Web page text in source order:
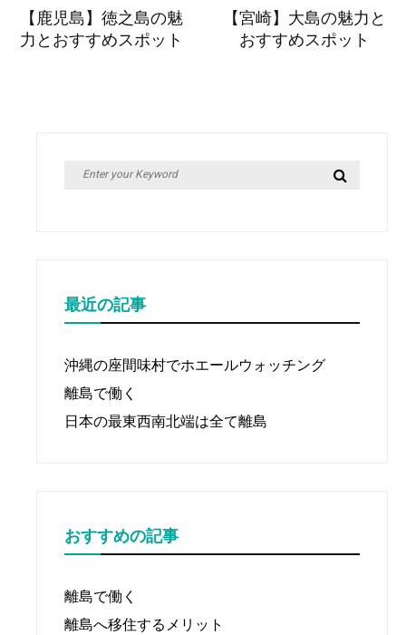
稿
ナ
【鹿児島】徳之島の魅
力とおすすめスポット
【宮崎】大島の魅力と
おすすめスポット
Search
最近の記事
沖縄の座間味村でホエールウォッチング
離島で働く
日本の最東西南北端は全て離島
おすすめの記事
離島で働く
離島へ移住するメリット